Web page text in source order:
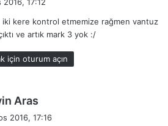
iki kere kontrol etmemize rağmen vantuz
ve artık mark 3 yok :/
için oturum açın
Aras
2016, 17:16